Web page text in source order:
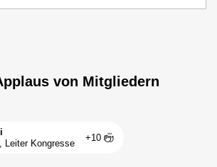
von Mitgliedern
Leiter Kongresse
+10